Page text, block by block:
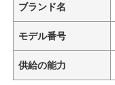
ブランド名
モデル番号
供給の能力